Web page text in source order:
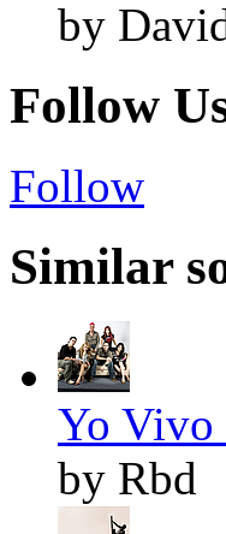
by
Follow
Follow
Similar
Yo Vivo
by Rbd